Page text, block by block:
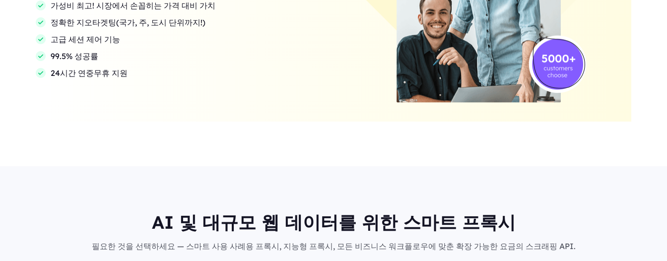
가성비 최고! 시장에서 손꼽히는 가격 대비 가치
정확한 지오타겟팅(국가, 주, 도시 단위까지!)
고급 세션 제어 기능
99.5% 성공률
24시간 연중무휴 지원
AI 및 대규모 웹 데이터를 위한 스마트 프록시
필요한 것을 선택하세요 — 스마트 사용 사례용 프록시, 지능형 프록시, 모든 비즈니스 워크플로우에 맞춘 확장 가능한 요금의 스크래핑 API.